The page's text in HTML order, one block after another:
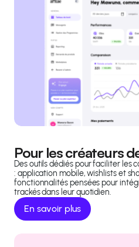
Pour les créateurs
Des outils dédiés pour faciliter les
: application mobile, wishlists et
fonctionnalités pensées pour
trackés dans leur quotidien.
En savoir plus